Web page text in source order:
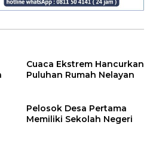
Cuaca Ekstrem Hancurkan
Puluhan Rumah Nelayan
Pelosok Desa Pertama
Memiliki Sekolah Negeri